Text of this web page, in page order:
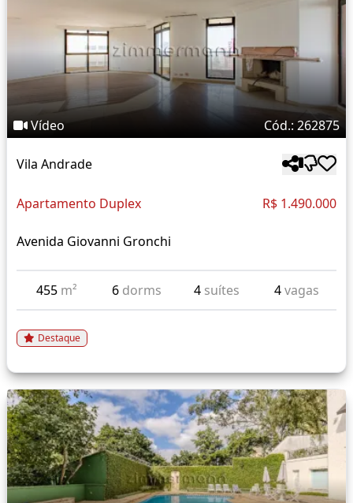
Vídeo Cód.: 262875
Vila Andrade
Apartamento Duplex R$ 1.490.000
Avenida Giovanni Gronchi
455 m² 6 dorms 4 suítes 4vagas
Destaque